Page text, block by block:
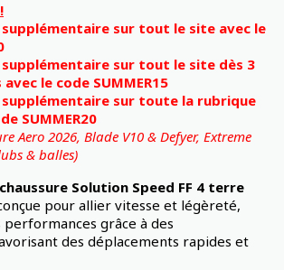
supplémentaire sur tout le site avec le
supplémentaire sur tout le site dès 3
le code SUMMER15
supplémentaire sur toute la rubrique
SUMMER20
Aero 2026, Blade V10 & Defyer, Extreme
& balles)
chaussure Solution Speed FF 4 terre
pour allier vitesse et légèreté,
grâce à des
des déplacements rapides et